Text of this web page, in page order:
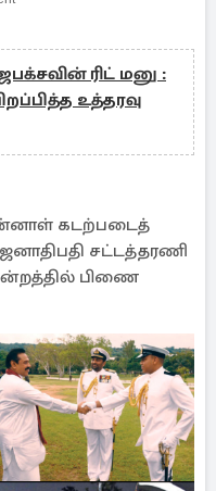
ரிட் மனு :
உத்தரவு
கடற்படைத்
சட்டத்தரணி
பிணை